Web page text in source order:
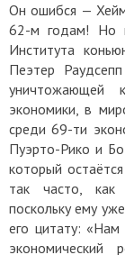
Он ошибся —
62-м годам! Но
Института
Пеэтер
уничтожающей
экономики, в
среди 69-ти
Пуэрто-Рико и
который
так часто, как
поскольку ему
его цитату: